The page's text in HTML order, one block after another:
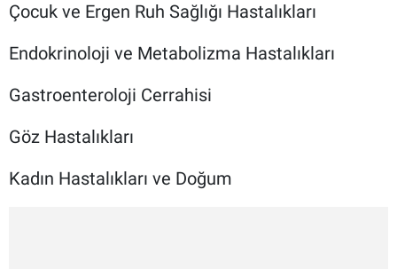
Çocuk ve Ergen Ruh Sağlığı Hastalıkları
Endokrinoloji ve Metabolizma Hastalıkları
Gastroenteroloji Cerrahisi
Göz Hastalıkları
Kadın Hastalıkları ve Doğum